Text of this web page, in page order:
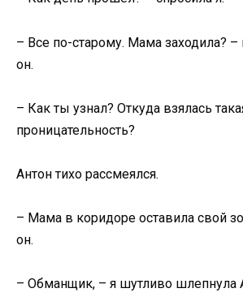
– Все по-старому. Мама заходила? –
он.
– Как ты узнал? Откуда взялась
проницательность?
Антон тихо рассмеялся.
– Мама в коридоре оставила свой
он.
– Обманщик, – я шутливо шлепнула